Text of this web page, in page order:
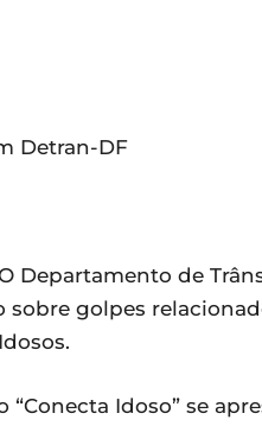
Detran-DF
O Departamento de
sobre golpes
“Conecta Idoso” se